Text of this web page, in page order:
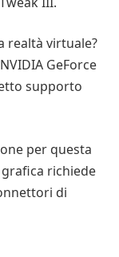
realtà virtuale?
GeForce
supporto
per questa
grafica richiede
di